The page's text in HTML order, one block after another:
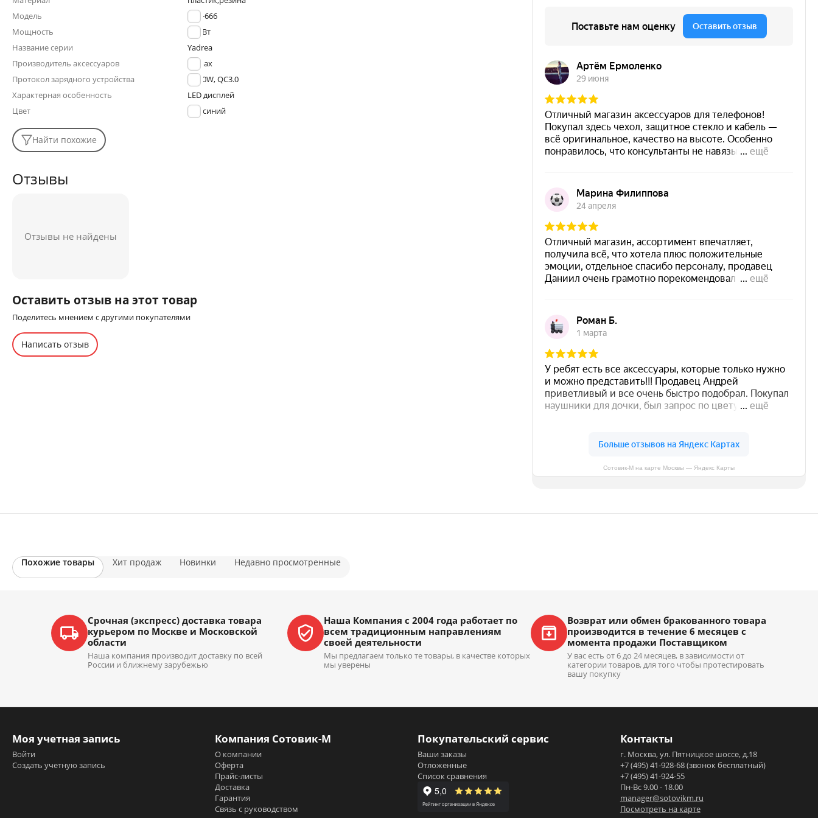
Сотовик-М на карте Москвы — Яндекс Карты
Модель
RPP-666
Мощность
22.5Вт
Название серии
Yadrea
Производитель аксессуаров
Remax
Протокол зарядного устройства
PD20W, QC3.0
Характерная особенность
LED дисплей
Цвет
синий
Найти похожие
Отзывы
Отзывы не найдены
Оставить отзыв на этот товар
Поделитесь мнением с другими покупателями
Написать отзыв
Похожие товары Хит продаж Новинки Недавно просмотренные
Срочная (экспресс) доставка товара
курьером по Москве и Московской
области
Наша компания производит доставку по всей
России и ближнему зарубежью
Наша Компания с 2004 года работает по
всем традиционным направлениям
своей деятельности
Мы предлагаем только те товары, в качестве которых
мы уверены
Возврат или обмен бракованного товара
производится в течение 6 месяцев с
момента продажи Поставщиком
У вас есть от 6 до 24 месяцев, в зависимости от
категории товаров, для того чтобы протестировать
вашу покупку
Моя учетная запись
Войти
Создать учетную запись
Компания Сотовик-М
О компании
Оферта
Прайс-листы
Доставка
Гарантия
Связь с руководством
Покупательский сервис
Ваши заказы
Отложенные
Список сравнения
Контакты
г. Москва, ул. Пятницкое шоссе, д.18
+7 (495) 41-928-68(звонок бесплатный)
+7 (495) 41-924-55
Пн-Вс 9.00 - 18.00
manager@sotovikm.ru
Посмотреть на карте